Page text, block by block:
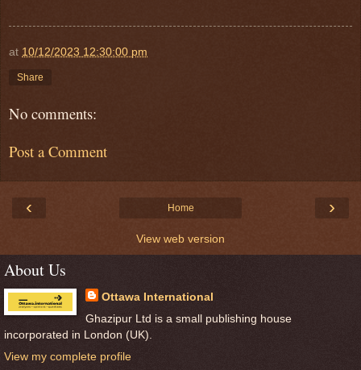
at 10/12/2023 12:30:00 pm
Share
No comments:
Post a Comment
‹ ›
Home
View web version
About Us
Ottawa International
Ghazipur Ltd is a small publishing house
incorporated in London (UK).
View my complete profile